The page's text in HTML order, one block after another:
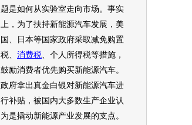
题是如何从实验室走向市场。事实
上，为了扶持新能源汽车发展，美
国、日本等国家政府采取减免购置
税、 消费税 、个人所得税等措施，
鼓励消费者优先购买新能源汽车。
政府拿出真金白银对新能源汽车进
行补贴，被国内大多数生产企业认
为是撬动新能源产业发展的支点。